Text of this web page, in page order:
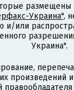
размещены
Украина",
и/или
Украина".
произведений